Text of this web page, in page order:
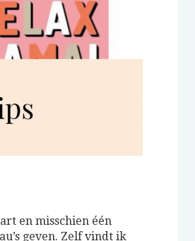
en misschien één
geven. Zelf vindt ik